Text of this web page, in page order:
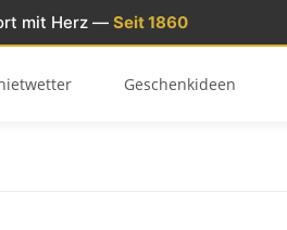
mit Herz — Seit 1860
Geschenkideen